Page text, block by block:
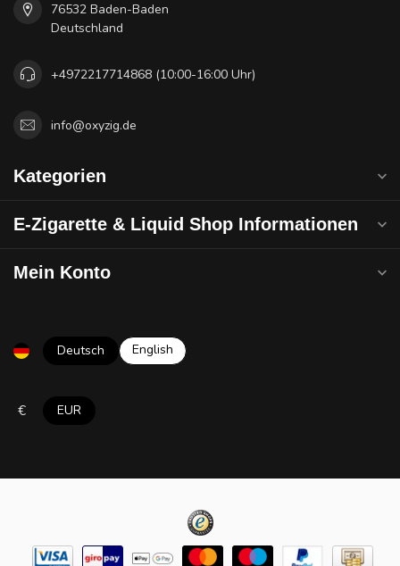
76532 Baden-Baden
Deutschland
+4972217714868 (10:00-16:00 Uhr)
info@oxyzig.de
Kategorien
E-Zigarette & Liquid Shop Informationen
Mein Konto
Deutsch English
€ EUR